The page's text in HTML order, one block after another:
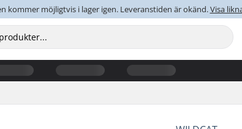
kommer möjligtvis i lager igen. Leveranstiden är okänd.Visa